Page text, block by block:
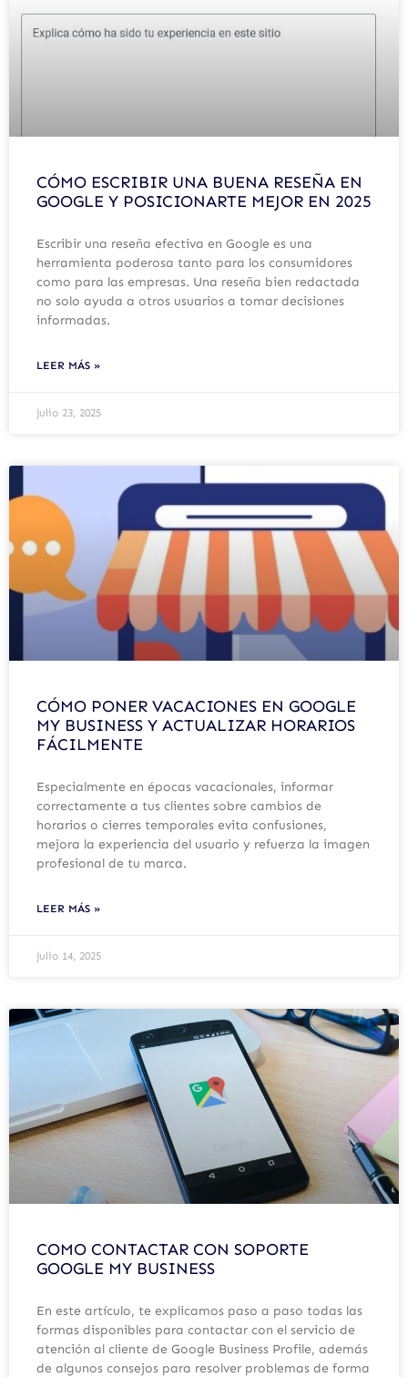
CÓMO ESCRIBIR UNA BUENA RESEÑA EN
GOOGLE Y POSICIONARTE MEJOR EN 2025
Escribir una reseña efectiva en Google es una
herramienta poderosa tanto para los consumidores
como para las empresas. Una reseña bien redactada
no solo ayuda a otros usuarios a tomar decisiones
informadas.
LEER MÁS »
julio 23, 2025
CÓMO PONER VACACIONES EN GOOGLE
MY BUSINESS Y ACTUALIZAR HORARIOS
FÁCILMENTE
Especialmente en épocas vacacionales, informar
correctamente a tus clientes sobre cambios de
horarios o cierres temporales evita confusiones,
mejora la experiencia del usuario y refuerza la imagen
profesional de tu marca.
LEER MÁS »
julio 14, 2025
COMO CONTACTAR CON SOPORTE
GOOGLE MY BUSINESS
En este artículo, te explicamos paso a paso todas las
formas disponibles para contactar con el servicio de
atención al cliente de Google Business Profile, además
de algunos consejos para resolver problemas de forma